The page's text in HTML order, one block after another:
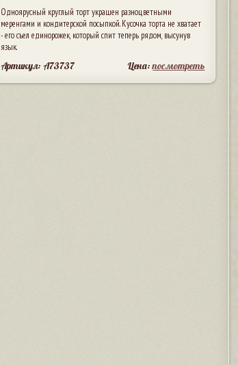
Одноярусный круглый торт украшен разноцветными
меренгами и кондитерской посыпкой. Кусочка торта не хватает
- его съел единорожек, который спит теперь рядом, высунув
язык.
Артикул: A73737 Цена:посмотреть